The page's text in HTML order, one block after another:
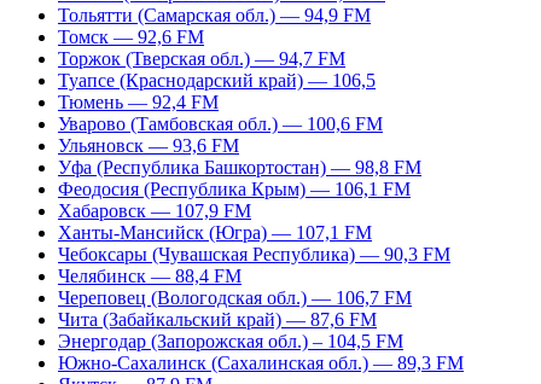
Тольятти (Самарская обл.) — 94,9 FM
Томск — 92,6 FM
Торжок (Тверская обл.) — 94,7 FM
Туапсе (Краснодарский край) — 106,5
Тюмень — 92,4 FM
Уварово (Тамбовская обл.) — 100,6 FM
Ульяновск — 93,6 FM
Уфа (Республика Башкортостан) — 98,8 FM
Феодосия (Республика Крым) — 106,1 FM
Хабаровск — 107,9 FM
Ханты-Мансийск (Югра) — 107,1 FM
Чебоксары (Чувашская Республика) — 90,3 FM
Челябинск — 88,4 FM
Череповец (Вологодская обл.) — 106,7 FM
Чита (Забайкальский край) — 87,6 FM
Энергодар (Запорожская обл.) – 104,5 FM
Южно-Сахалинск (Сахалинская обл.) — 89,3 FM